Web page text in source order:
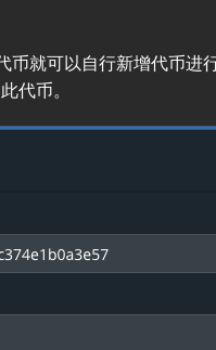
就可以自行新增代币进
代币。